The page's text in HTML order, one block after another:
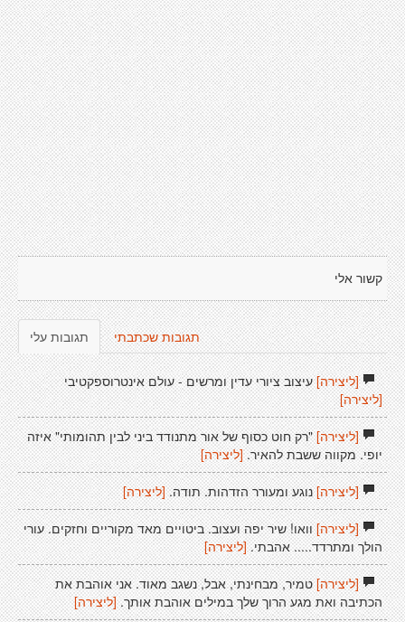
קשור אלי
תגובות עלי תגובות שכתבתי
[ליצירה]עיצוב ציורי עדין ומרשים - עולם אינטרוספקטיבי
[ליצירה]
[ליצירה]"רק חוט כסוף של אור מתנודד ביני לבין תהומותי" איזה
יופי. מקווה ששבת להאיר.[ליצירה]
[ליצירה]נוגע ומעורר הזדהות. תודה. [ליצירה]
[ליצירה]וואו! שיר יפה ועצוב. ביטויים מאד מקוריים וחזקים. עורי
הולך ומתרדד..... אהבתי. [ליצירה]
[ליצירה]טמיר, מבחינתי, אבל, נשגב מאוד. אני אוהבת את
הכתיבה ואת מגע הרוך שלך במילים אוהבת אותך. [ליצירה]